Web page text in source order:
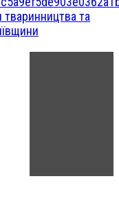
тваринництва та